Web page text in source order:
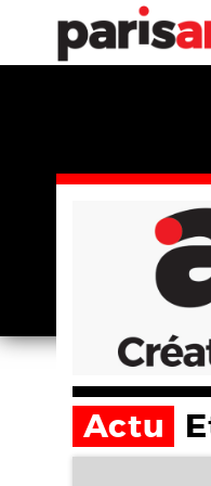
Actu